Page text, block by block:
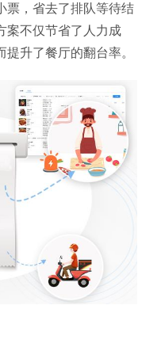
票，省去了排队等待结
案不仅节省了人力成
升了餐厅的翻台率。